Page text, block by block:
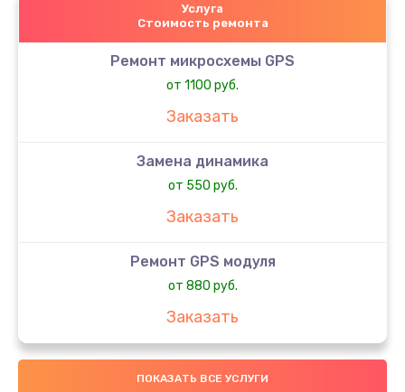
Услуга
Стоимость ремонта
Ремонт микросхемы GPS
от 1100 руб.
Заказать
Замена динамика
от 550 руб.
Заказать
Ремонт GPS модуля
от 880 руб.
Заказать
Замена микросхемы управления
от 1100 руб.
ПОКАЗАТЬ ВСЕ УСЛУГИ